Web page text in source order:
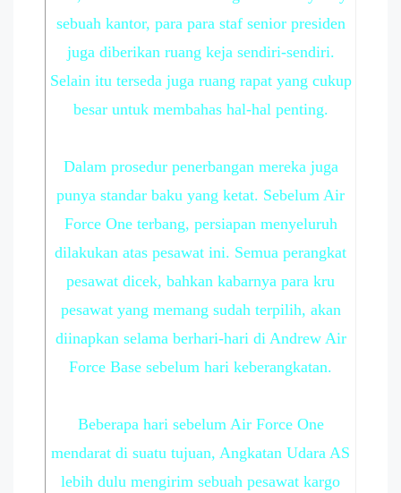
sebuah kantor, para para staf senior presiden
juga diberikan ruang keja sendiri-sendiri.
Selain itu terseda juga ruang rapat yang cukup
besar untuk membahas hal-hal penting.
Dalam prosedur penerbangan mereka juga
punya standar baku yang ketat. Sebelum Air
Force One terbang, persiapan menyeluruh
dilakukan atas pesawat ini. Semua perangkat
pesawat dicek, bahkan kabarnya para kru
pesawat yang memang sudah terpilih, akan
diinapkan selama berhari-hari di Andrew Air
Force Base sebelum hari keberangkatan.
Beberapa hari sebelum Air Force One
mendarat di suatu tujuan, Angkatan Udara AS
lebih dulu mengirim sebuah pesawat kargo